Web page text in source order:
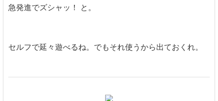
急発進でズシャッ！ と。
セルフで延々遊べるね。でもそれ使うから出ておくれ。